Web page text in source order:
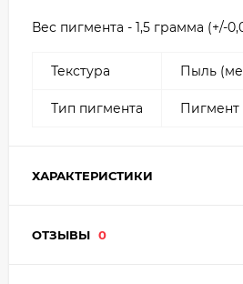
Вес пигмента - 1,5 грамма (+/-
Текстура Пыль
Тип пигмента Пигмент
ХАРАКТЕРИСТИКИ
ОТЗЫВЫ 0